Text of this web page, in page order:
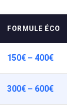
FORMULE ÉCO
150€ – 400€
300€ – 600€